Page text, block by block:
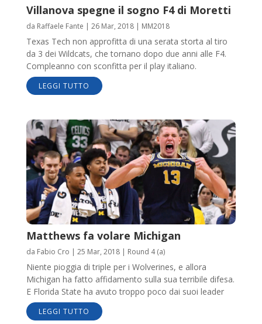
Villanova spegne il sogno F4 di Moretti
da Raffaele Fante | 26 Mar, 2018| MM2018
Texas Tech non approfitta di una serata storta al tiro
da 3 dei Wildcats, che tornano dopo due anni alle F4.
Compleanno con sconfitta per il play italiano.
LEGGI TUTTO
Matthews fa volare Michigan
da Fabio Cro | 25 Mar, 2018| Round 4 (a)
Niente pioggia di triple per i Wolverines, e allora
Michigan ha fatto affidamento sulla sua terribile difesa.
E Florida State ha avuto troppo poco dai suoi leader
LEGGI TUTTO